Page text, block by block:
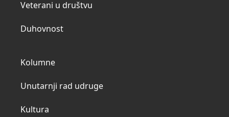
Veterani u društvu
Duhovnost
Kolumne
Unutarnji rad udruge
Kultura